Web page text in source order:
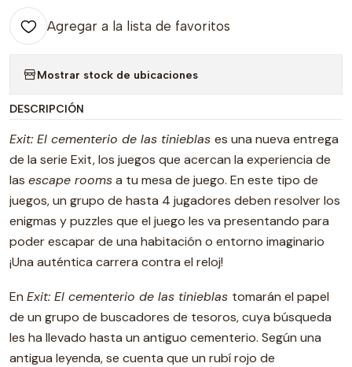
Agregar a la lista de favoritos
Mostrar stock de ubicaciones
DESCRIPCIÓN
Exit: El cementerio de las tinieblas es una nueva entrega
de la serie Exit, los juegos que acercan la experiencia de
las escape roomsa tu mesa de juego. En este tipo de
juegos, un grupo de hasta 4 jugadores deben resolver los
enigmas y puzzles que el juego les va presentando para
poder escapar de una habitación o entorno imaginario
¡Una auténtica carrera contra el reloj!
En Exit: El cementerio de las tinieblas tomarán el papel
de un grupo de buscadores de tesoros, cuya búsqueda
les ha llevado hasta un antiguo cementerio. Según una
antigua leyenda, se cuenta que un rubí rojo de